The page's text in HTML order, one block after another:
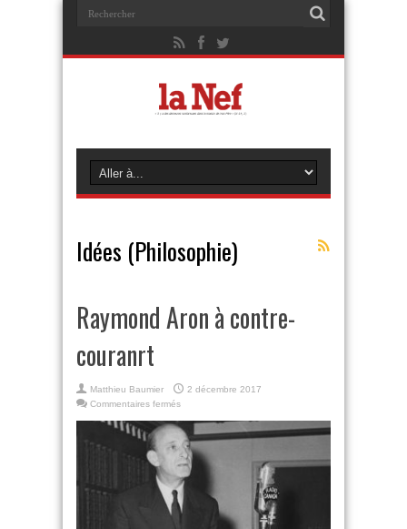
Idées (Philosophie)
Raymond Aron à contre-
couranrt
Matthieu Baumier
2 décembre 2017
Commentaires fermés
Aron
à
contre-
couranrt